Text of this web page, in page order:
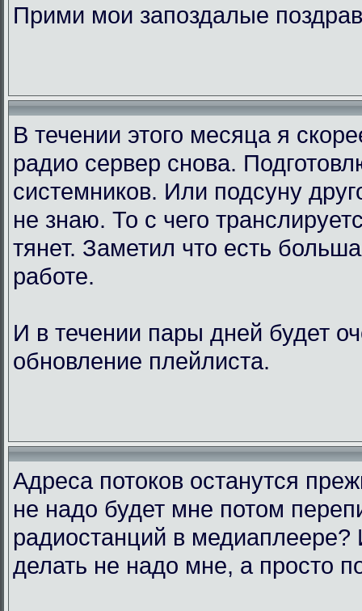
Прими мои запоздалые
В течении этого месяца я
радио сервер снова.
системников. Или подсуну
не знаю. То с чего
тянет. Заметил что есть
работе.
И в течении пары дней будет
обновление плейлиста.
Адреса потоков останутся
не надо будет мне потом
радиостанций в медиаплеере?
делать не надо мне, а просто